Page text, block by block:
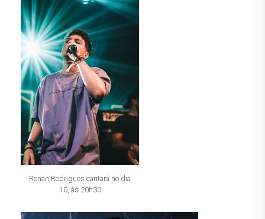
Renan Rodrigues cantará no dia
10, às 20h30